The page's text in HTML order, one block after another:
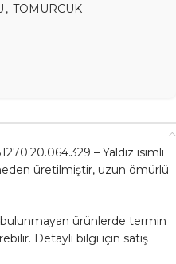
, TOMURCUK
– Yaldız isimli
üretilmiştir, uzun ömürlü
ürünlerde termin
Detaylı bilgi için satış